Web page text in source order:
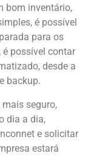
bom inventário,
é possível
para os
possível contar
desde a
backup.
seguro,
dia a dia,
e solicitar
estará